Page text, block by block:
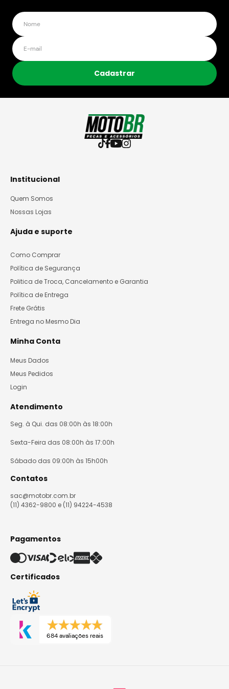
Cadastrar
Institucional
Quem Somos
Nossas Lojas
Ajuda e suporte
Como Comprar
Política de Segurança
Politica de Troca, Cancelamento e Garantia
Política de Entrega
Frete Grátis
Entrega no Mesmo Dia
Minha Conta
Meus Dados
Meus Pedidos
Login
Atendimento
Seg. à Qui. das 08:00h às 18:00h
Sexta-Feira das 08:00h às 17:00h
Sábado das 09:00h às 15h00h
Contatos
sac@motobr.com.br
(11) 4362-9800 e (11) 94224-4538
Pagamentos
Certificados
684 avaliações reais